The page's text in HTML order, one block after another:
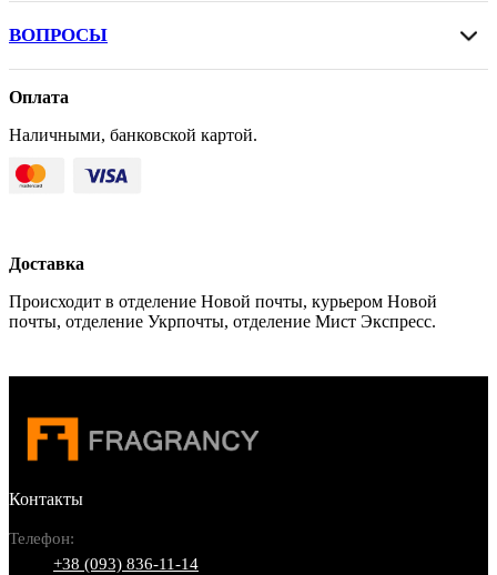
ВОПРОСЫ
Оплата
Наличными, банковской картой.
Доставка
Происходит в отделение Новой почты, курьером Новой
почты, отделение Укрпочты, отделение Мист Экспресс.
Контакты
Телефон:
+38 (093) 836-11-14